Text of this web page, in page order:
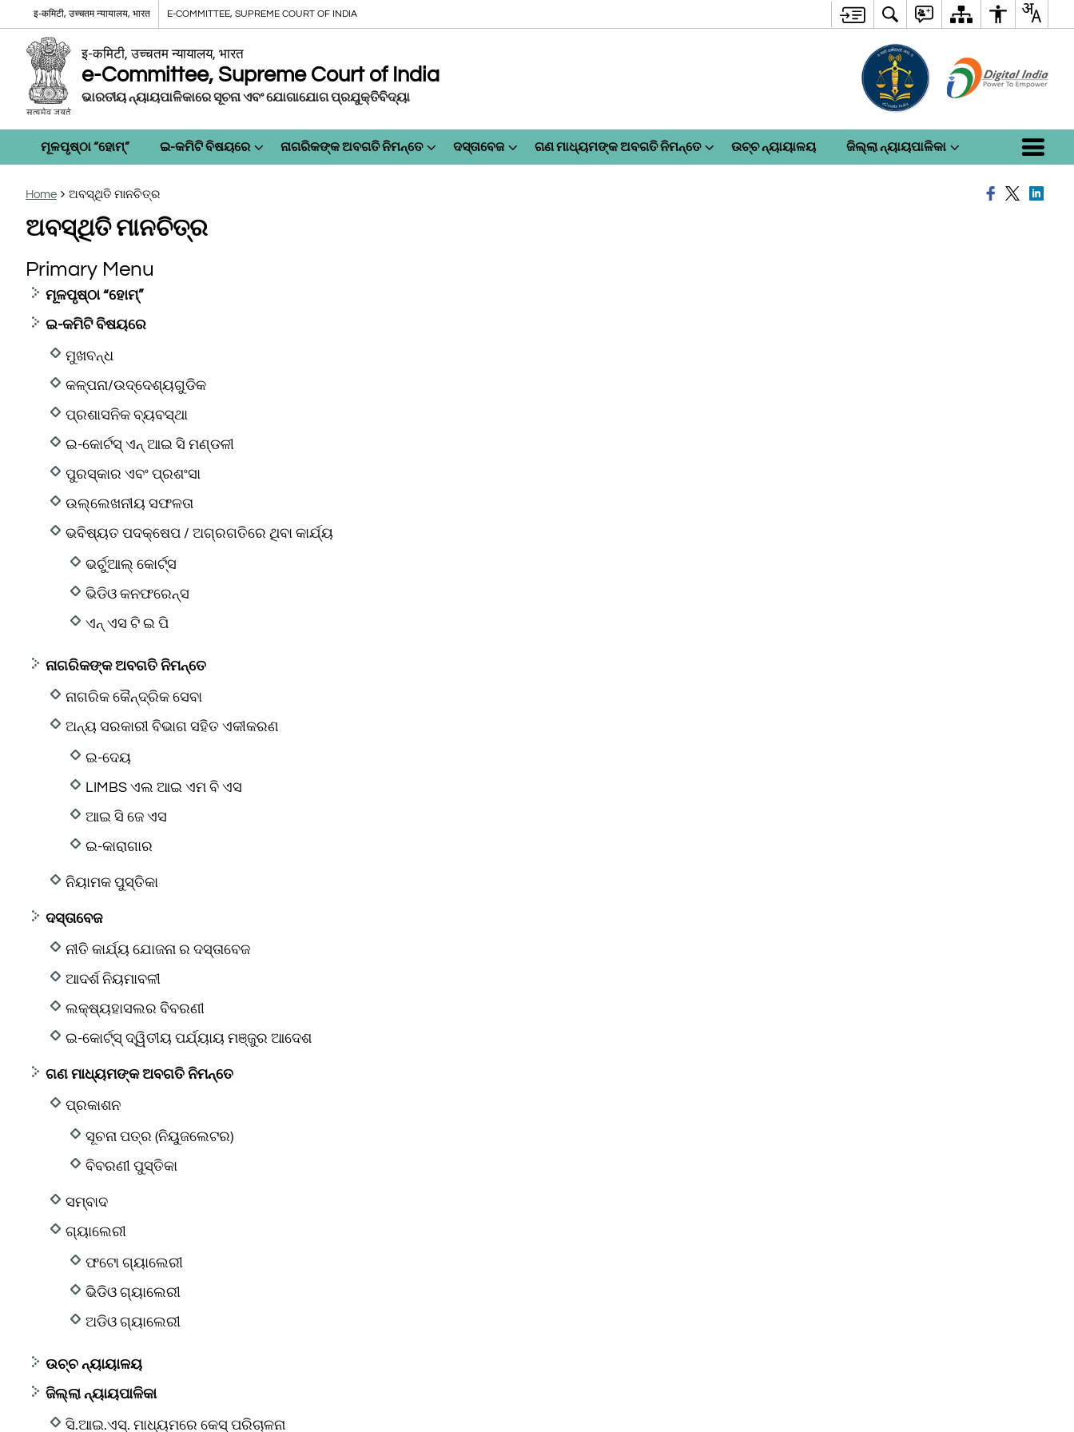
इ-कमिटी, उच्चतम न्यायालय, भारत E-COMMITTEE, SUPREME COURT OF INDIA
इ-कमिटी, उच्चतम न्यायालय, भारत
e-Committee, Supreme Court of India
ଭାରତୀୟ ନ୍ୟାୟପାଳିକାରେ ସୂଚନା ଏବଂ ଯୋଗାଯୋଗ ପ୍ରଯୁକ୍ତିବିଦ୍ୟା
ମୂଳପୃଷ୍ଠା “ହୋମ୍” ଇ-କମିଟି ବିଷୟରେ ନାଗରିକଙ୍କ ଅବଗତି ନିମନ୍ତେ ଦସ୍ତାବେଜ ଗଣ ମାଧ୍ୟମଙ୍କ ଅବଗତି ନିମନ୍ତେ ଉଚ୍ଚ ନ୍ୟାୟାଳୟ ଜିଲ୍ଲା ନ୍ୟାୟପାଳିକା
Home ଅବସ୍ଥିତି ମାନଚିତ୍ର
ଅବସ୍ଥିତି ମାନଚିତ୍ର
Primary Menu
ମୂଳପୃଷ୍ଠା “ହୋମ୍”
ଇ-କମିଟି ବିଷୟରେ
ମୁଖବନ୍ଧ
କଳ୍ପନା/ଉଦ୍ଦେଶ୍ୟଗୁଡିକ
ପ୍ରଶାସନିକ ବ୍ୟବସ୍ଥା
ଇ-କୋର୍ଟସ୍ ଏନ୍ ଆଇ ସି ମଣ୍ଡଳୀ
ପୁରସ୍କାର ଏବଂ ପ୍ରଶଂସା
ଉଲ୍ଲେଖନୀୟ ସଫଳତା
ଭବିଷ୍ୟତ ପଦକ୍ଷେପ / ଅଗ୍ରଗତିରେ ଥିବା କାର୍ଯ୍ୟ
ଭର୍ଚୁଆଲ୍ କୋର୍ଟ୍ସ
ଭିଡିଓ କନଫରେନ୍ସ
ଏନ୍ ଏସ ଟି ଇ ପି
ନାଗରିକଙ୍କ ଅବଗତି ନିମନ୍ତେ
ନାଗରିକ କୈନ୍ଦ୍ରିକ ସେବା
ଅନ୍ୟ ସରକାରୀ ବିଭାଗ ସହିତ ଏକୀକରଣ
ଇ-ଦେୟ
LIMBS ଏଲ ଆଇ ଏମ ବି ଏସ
ଆଇ ସି ଜେ ଏସ
ଇ-କାରାଗାର
ନିୟାମକ ପୁସ୍ତିକା
ଦସ୍ତାବେଜ
ନୀତି କାର୍ଯ୍ୟ ଯୋଜନା ର ଦସ୍ତାବେଜ
ଆଦର୍ଶ ନିୟମାବଳୀ
ଲକ୍ଷ୍ୟହାସଲର ବିବରଣୀ
ଇ-କୋର୍ଟ୍ସ୍ ଦ୍ୱିତୀୟ ପର୍ଯ୍ୟାୟ ମଞ୍ଜୁର ଆଦେଶ
ଗଣ ମାଧ୍ୟମଙ୍କ ଅବଗତି ନିମନ୍ତେ
ପ୍ରକାଶନ
ସୂଚନା ପତ୍ର (ନିୟୁଜଲେଟର)
ବିବରଣୀ ପୁସ୍ତିକା
ସମ୍ବାଦ
ଗ୍ୟାଲେରୀ
ଫଟୋ ଗ୍ୟାଲେରୀ
ଭିଡିଓ ଗ୍ୟାଲେରୀ
ଅଡିଓ ଗ୍ୟାଲେରୀ
ଉଚ୍ଚ ନ୍ୟାୟାଳୟ
ଜିଲ୍ଲା ନ୍ୟାୟପାଳିକା
ସି.ଆଇ.ଏସ୍. ମାଧ୍ୟମରେ କେସ୍ ପରିଚାଳନା